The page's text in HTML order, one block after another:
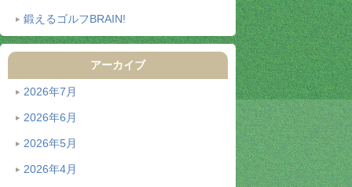
鍛えるゴルフBRAIN!
アーカイブ
2026年7月
2026年6月
2026年5月
2026年4月